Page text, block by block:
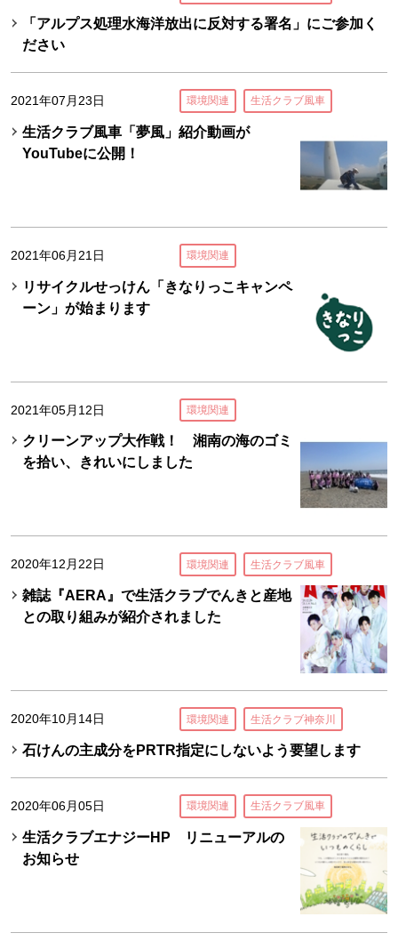
「アルプス処理水海洋放出に反対する署名」にご参加く
ださい
2021年07月23日 環境関連 生活クラブ風車
生活クラブ風車「夢風」紹介動画が
YouTubeに公開！
2021年06月21日 環境関連
リサイクルせっけん「きなりっこキャンペ
ーン」が始まります
2021年05月12日 環境関連
クリーンアップ大作戦！ 湘南の海のゴミ
を拾い、きれいにしました
2020年12月22日 環境関連 生活クラブ風車
雑誌『AERA』で生活クラブでんきと産地
との取り組みが紹介されました
2020年10月14日 環境関連 生活クラブ神奈川
石けんの主成分をPRTR指定にしないよう要望します
2020年06月05日 環境関連 生活クラブ風車
生活クラブエナジーHP リニューアルの
お知らせ